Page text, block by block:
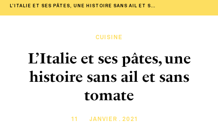
L’ITALIE ET SES PÂTES, UNE HISTOIRE SANS AIL ET SANS TOMATE
CUISINE
L’Italie et ses pâtes, une
histoire sans ail et sans
tomate
11 JANVIER . 2021